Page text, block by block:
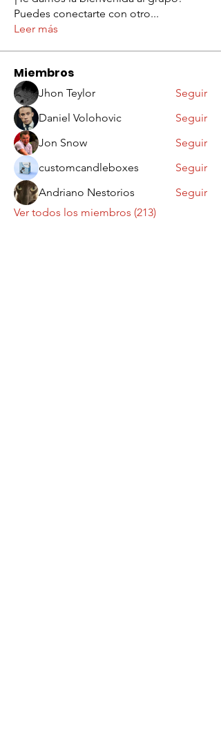
Puedes conectarte con otro...
Leer más
Miembros
Jhon Teylor
Seguir
Daniel Volohovic
Seguir
Jon Snow
Seguir
customcandleboxes
Seguir
Andriano Nestorios
Seguir
Ver todos los miembros (213)